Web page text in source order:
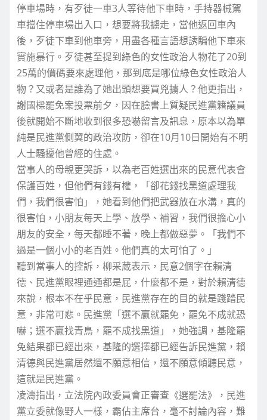
停車場時，有歹徒一車3人等待他下車時，手持器械駕
車擋住停車場出入口，想要將我擄走，當他返回車內
後，歹徒下車到他車旁，用盡各種言語想誘騙他下車來
實施暴行。歹徒甚至提到綠色的女性政治人物花了20到
25萬的價碼要來處理他，那到底是哪位綠色女性政治人
物？又或者是誰為了她出頭想要買兇擄人？他更指出，
謝國樑罷免案投票前夕，因在臉書上質疑民進黨籍議員
後就開始不斷地收到很多恐嚇留言及訊息，原本以為單
純是民進黨側翼的政治攻防，卻在10月10日開始有不明
人士騷擾他曾經的住處。
當事人的母親更哭訴，以為老百姓選出來的民意代表會
保護百姓，但他們有錢有權，「卻花錢找黑道處理我
們，我們很害怕」，她看到他們把武器放在水溝，真的
很害怕，小朋友每天上學、放學、補習，我們很擔心小
朋友的安全，每天都睡不著，晚上都做惡夢。「我們不
過是一個小小的老百姓。他們真的太可怕了。」
聽到當事人的控訴，柳采葳表示，民意2個字在賴清
德、民進黨眼裡通通都是屁，什麼都不是，對於賴清德
來說，根本不在乎民意，民進黨存在的目的就是踐踏民
意，非常可悲。民進黨「選不贏就罷免，罷免不成就恐
嚇；選不贏找青鳥，罷不成找黑道」，她強調，基隆罷
免結果都已經出來，基隆的選擇都已經告訴民進黨，賴
清德與民進黨居然還不願意相信，還不願意傾聽民意，
這就是民進黨。
凌濤指出，立法院內政委員會正審查《選罷法》，民進
黨立委就像野人一樣，霸佔主席台，毫不討論內容，難